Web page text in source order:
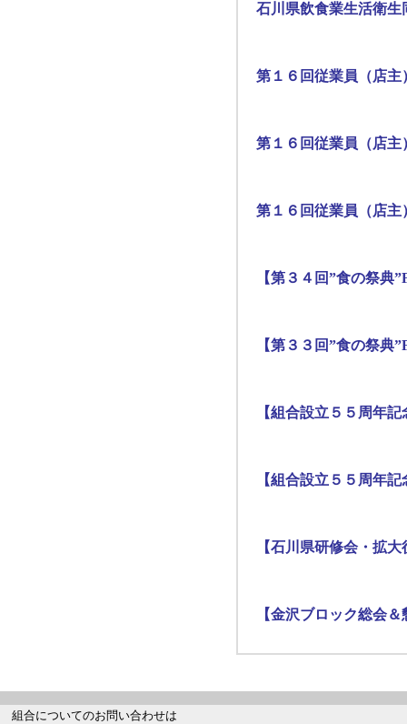
石川県飲食業生活衛
第１６回従業員（店
第１６回従業員（店
第１６回従業員（店
【第３４回”食の祭典
【第３３回”食の祭典
【組合設立５５周年
【組合設立５５周年
【石川県研修会・拡
【金沢ブロック総会
組合についてのお問い合わせは